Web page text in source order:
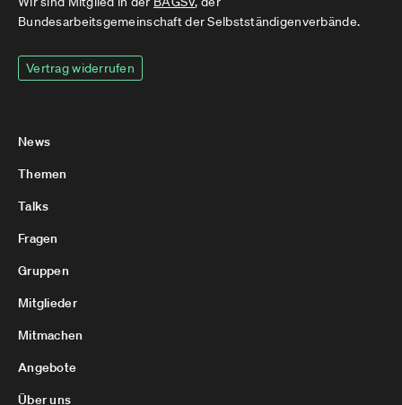
Bundesarbeitsgemeinschaft der Selbstständigenverbände.
Vertrag widerrufen
News
Themen
Talks
Fragen
Gruppen
Mitglieder
Mitmachen
Angebote
Über uns